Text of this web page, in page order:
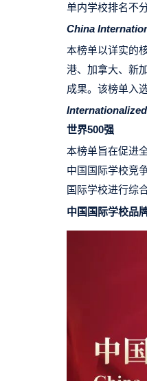
单内学校排名不
China
本榜单以详实的
港、加拿大、新
成果。该榜单入
世界500强
本榜单旨在促进
中国国际学校竞
国际学校进行综
中国国际学校品